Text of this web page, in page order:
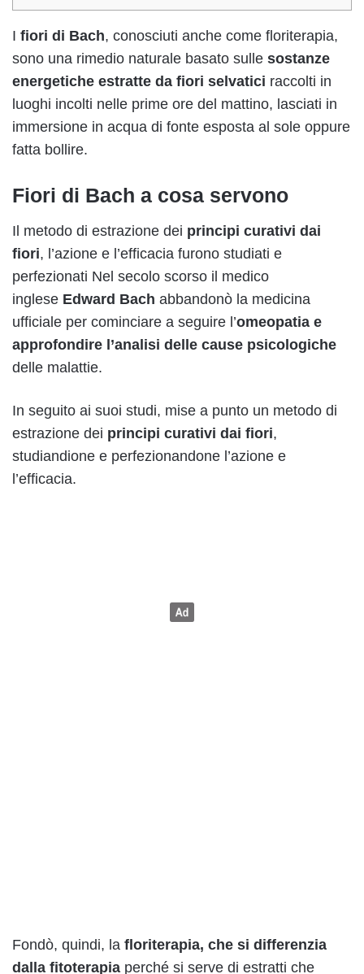
I fiori di Bach, conosciuti anche come floriterapia,
sono una rimedio naturale basato sulle sostanze
energetiche estratte da fiori selvatici raccolti in
luoghi incolti nelle prime ore del mattino, lasciati in
immersione in acqua di fonte esposta al sole oppure
fatta bollire.
Fiori di Bach a cosa servono
Il metodo di estrazione dei principi curativi dai
fiori, l’azione e l’efficacia furono studiati e
perfezionati Nel secolo scorso il medico
inglese Edward Bach abbandonò la medicina
ufficiale per cominciare a seguire l’omeopatia e
approfondire l’analisi delle cause psicologiche
delle malattie.
In seguito ai suoi studi, mise a punto un metodo di
estrazione dei principi curativi dai fiori,
studiandione e perfezionandone l’azione e
l’efficacia.
Fondò, quindi, la floriterapia, che si differenzia
dalla fitoterapia perché si serve di estratti che